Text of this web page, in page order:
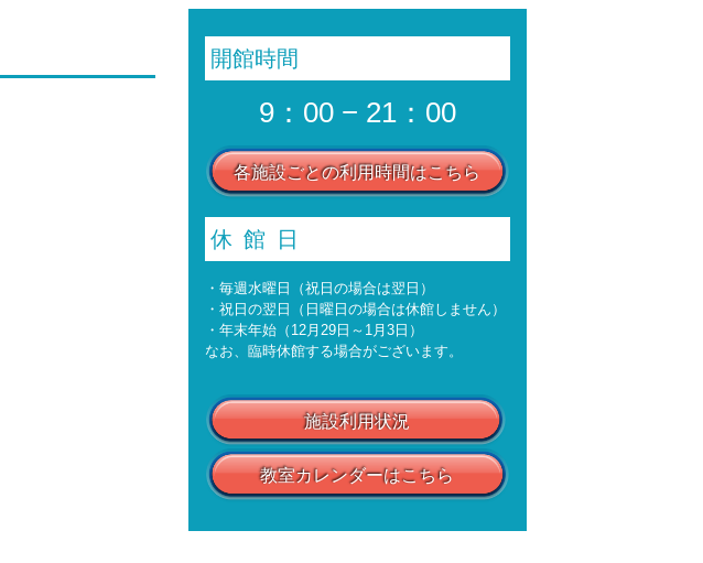
開館時間
9：00 − 21：00
各施設ごとの利用時間はこちら
休館日
・毎週水曜日（祝日の場合は翌日）
・祝日の翌日（日曜日の場合は休館しません）
・年末年始（12月29日～1月3日）
なお、臨時休館する場合がございます。
施設利用状況
教室カレンダーはこちら